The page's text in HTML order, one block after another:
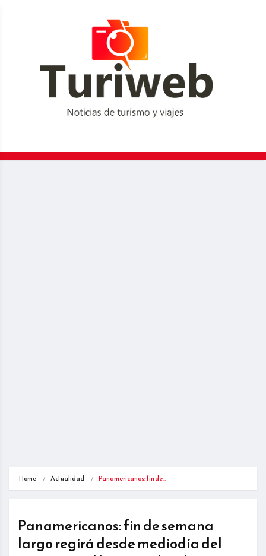
Home Actualidad Panamericanos: fin de…
Panamericanos: fin de semana
largo regirá desde mediodía del